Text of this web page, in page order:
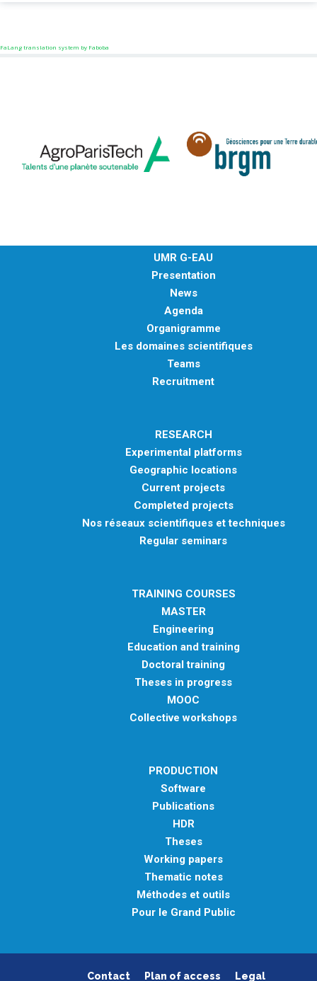
FaLang translation system by Faboba
UMR G-EAU
Presentation
News
Agenda
Organigramme
Les domaines scientifiques
Teams
Recruitment
RESEARCH
Experimental platforms
Geographic locations
Current projects
Completed projects
Nos réseaux scientifiques et techniques
Regular seminars
TRAINING COURSES
MASTER
Engineering
Education and training
Doctoral training
Theses in progress
MOOC
Collective workshops
PRODUCTION
Software
Publications
HDR
Theses
Working papers
Thematic notes
Méthodes et outils
Pour le Grand Public
Contact Plan of access Legal